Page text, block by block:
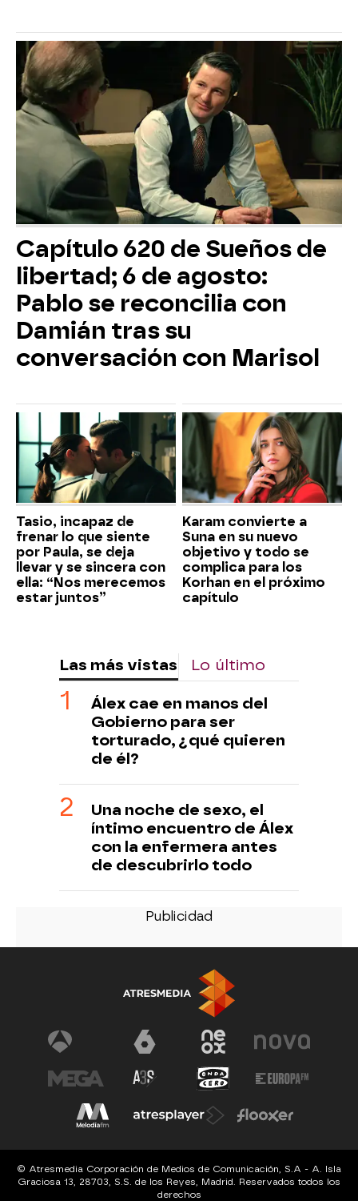
Capítulo 620 de Sueños de
libertad; 6 de agosto:
Pablo se reconcilia con
Damián tras su
conversación con Marisol
Tasio, incapaz de
frenar lo que siente
por Paula, se deja
llevar y se sincera con
ella: “Nos merecemos
estar juntos”
Karam convierte a
Suna en su nuevo
objetivo y todo se
complica para los
Korhan en el próximo
capítulo
Las más vistas Lo último
Álex cae en manos del
Gobierno para ser
torturado, ¿qué quieren
de él?
Una noche de sexo, el
íntimo encuentro de Álex
con la enfermera antes
de descubrirlo todo
© Atresmedia Corporación de Medios de Comunicación, S.A - A. Isla
Graciosa 13, 28703, S.S. de los Reyes, Madrid. Reservados todos los
derechos